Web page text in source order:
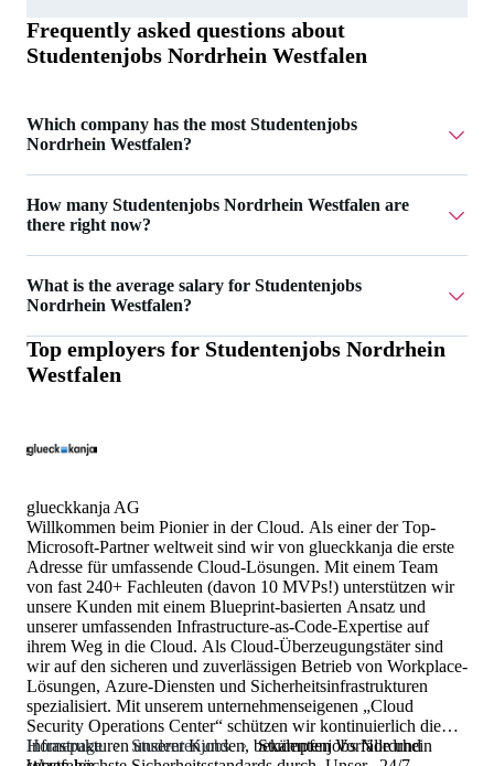
Frequently asked questions about
Studentenjobs Nordrhein Westfalen
Which company has the most Studentenjobs
Nordrhein Westfalen?
How many Studentenjobs Nordrhein Westfalen are
there right now?
What is the average salary for Studentenjobs
Nordrhein Westfalen?
The average salary for Studentenjobs Nordrhein Westfalen
is 20 €.
Top employers for Studentenjobs Nordrhein
Westfalen
glueckkanja AG
Willkommen beim Pionier in der Cloud. Als einer der Top-
Microsoft-Partner weltweit sind wir von glueckkanja die erste
Adresse für umfassende Cloud-Lösungen. Mit einem Team
von fast 240+ Fachleuten (davon 10 MVPs!) unterstützen wir
unsere Kunden mit einem Blueprint-basierten Ansatz und
unserer umfassenden Infrastructure-as-Code-Expertise auf
ihrem Weg in die Cloud. Als Cloud-Überzeugungstäter sind
wir auf den sicheren und zuverlässigen Betrieb von Workplace-
Lösungen, Azure-Diensten und Sicherheitsinfrastrukturen
spezialisiert. Mit unserem unternehmenseigenen „Cloud
Security Operations Center“ schützen wir kontinuierlich die
Infrastrukturen unserer Kunden, bekämpfen Vorfälle und
Homepage Studentenjobs
Studentenjobs Nordrhein